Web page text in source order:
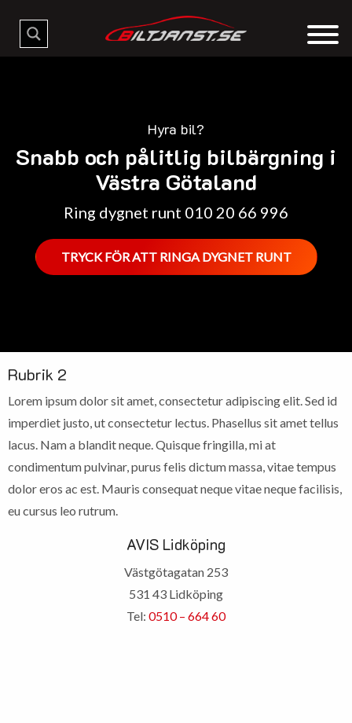
Hyra bil?
Snabb och pålitlig bilbärgning i
Västra Götaland
Ring dygnet runt 010 20 66 996
TRYCK FÖR ATT RINGA DYGNET RUNT
Rubrik 2
Lorem ipsum dolor sit amet, consectetur adipiscing elit. Sed id
imperdiet justo, ut consectetur lectus. Phasellus sit amet tellus
lacus. Nam a blandit neque. Quisque fringilla, mi at
condimentum pulvinar, purus felis dictum massa, vitae tempus
dolor eros ac est. Mauris consequat neque vitae neque facilisis,
eu cursus leo rutrum.
AVIS Lidköping
Västgötagatan 253
531 43 Lidköping
Tel: 0510 – 664 60